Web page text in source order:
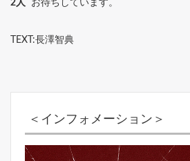
2人 お待ちしています。
TEXT:長澤智典
＜インフォメーション＞